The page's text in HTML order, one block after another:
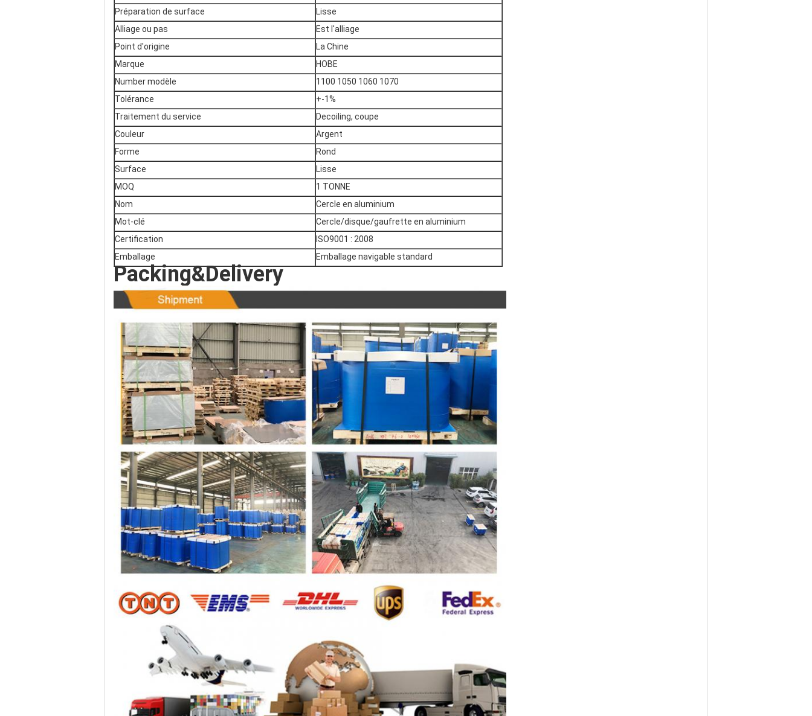
Préparation de surface
Lisse
Alliage ou pas
Est l'alliage
Point d'origine
La Chine
Marque
HOBE
Number modèle
1100 1050 1060 1070
Tolérance
+-1%
Traitement du service
Decoiling, coupe
Couleur
Argent
Forme
Rond
Surface
Lisse
MOQ
1 TONNE
Nom
Cercle en aluminium
Mot-clé
Cercle/disque/gaufrette en aluminium
Certification
ISO9001 : 2008
Emballage
Emballage navigable standard
Packing&Delivery